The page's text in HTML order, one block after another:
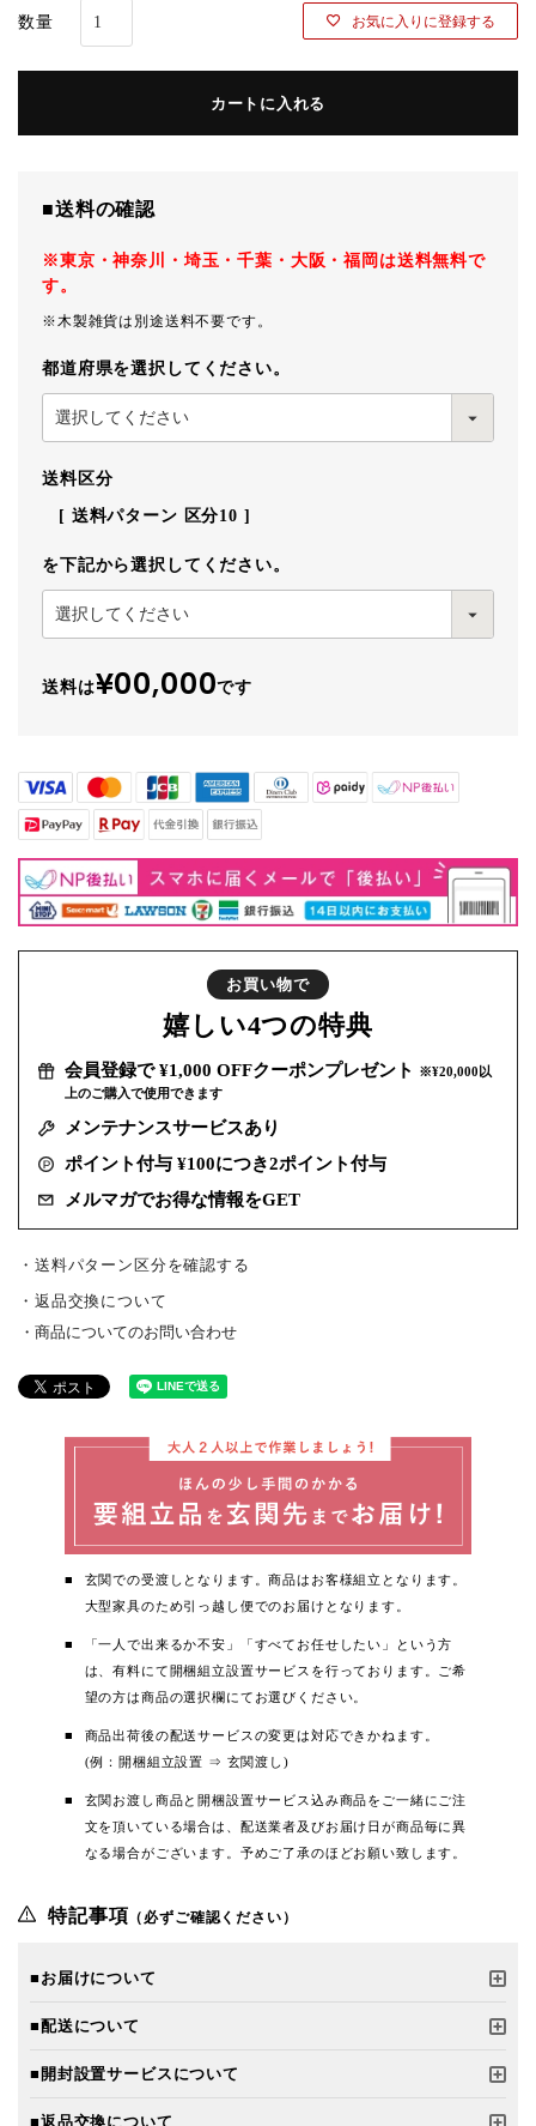
お気に入りに登録する
カートに入れる
■送料の確認
※東京・神奈川・埼玉・千葉・大阪・福岡は送料無料で
す。
※木製雑貨は別途送料不要です。
都道府県を選択してください。
送料区分
送料パターン 区分10
を下記から選択してください。
送料は¥00,000です
お買い物で
嬉しい4つの特典
会員登録で ¥1,000 OFFクーポンプレゼント
※¥20,000以
上のご購入で使用できます
メンテナンスサービスあり
ポイント付与 ¥100につき2ポイント付与
メルマガでお得な情報をGET
・送料パターン区分を確認する
返品交換について
商品についてのお問い合わせ
玄関での受渡しとなります。商品はお客様組立となります。
大型家具のため引っ越し便でのお届けとなります。
「一人で出来るか不安」「すべてお任せしたい」という方
は、有料にて開梱組立設置サービスを行っております。ご希
望の方は商品の選択欄にてお選びください。
商品出荷後の配送サービスの変更は対応できかねます。
(例：開梱組立設置 ⇒ 玄関渡し)
玄関お渡し商品と開梱設置サービス込み商品をご一緒にご注
文を頂いている場合は、配送業者及びお届け日が商品毎に異
なる場合がございます。予めご了承のほどお願い致します。
特記事項 （必ずご確認ください）
■お届けについて
■配送について
■開封設置サービスについて
■返品交換について